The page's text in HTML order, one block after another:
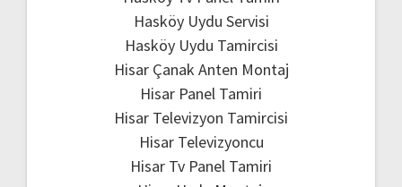
Hasköy Uydu Servisi
Hasköy Uydu Tamircisi
Hisar Çanak Anten Montaj
Hisar Panel Tamiri
Hisar Televizyon Tamircisi
Hisar Televizyoncu
Hisar Tv Panel Tamiri